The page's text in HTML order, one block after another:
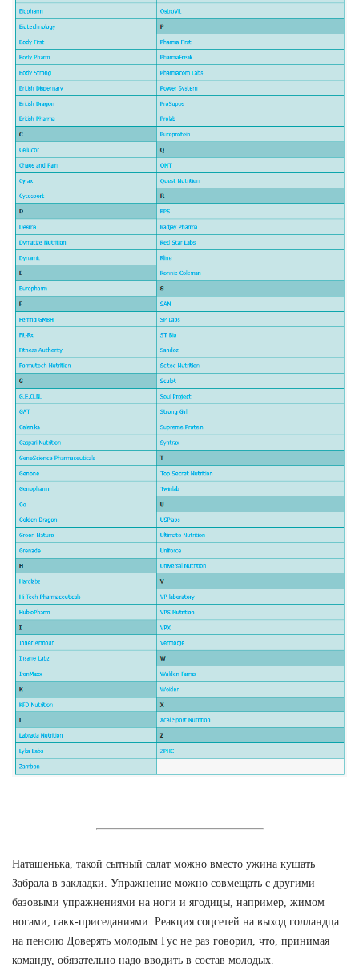
Наташенька, такой сытный салат можно вместо ужина кушать
Забрала в закладки. Упражнение можно совмещать с другими
базовыми упражнениями на ноги и ягодицы, например, жимом
ногами, гакк-приседаниями. Реакция соцсетей на выход голландца
на пенсию Доверять молодым Гус не раз говорил, что, принимая
команду, обязательно надо вводить в состав молодых.